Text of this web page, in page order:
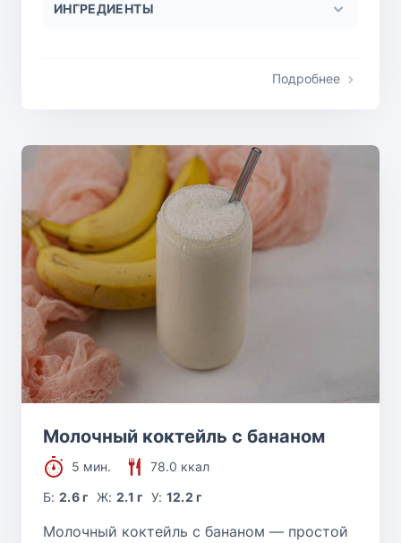
ИНГРЕДИЕНТЫ
Подробнее
Молочный коктейль с бананом
5 мин.
78.0 ккал
Б:2.6 г Ж: 2.1 г У: 12.2 г
Молочный коктейль с бананом — простой